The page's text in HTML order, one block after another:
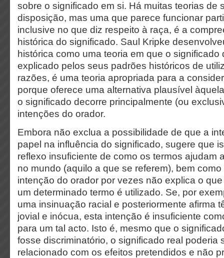
sobre o significado em si. Há muitas teorias de
disposição, mas uma que parece funcionar
inclusive no que diz respeito à raça, é a
histórica do significado. Saul Kripke
histórica como uma teoria em que o significado
explicado pelos seus padrões históricos de
razões, é uma teoria apropriada para a
porque oferece uma alternativa plausível
o significado decorre principalmente (ou
intenções do orador.
Embora não exclua a possibilidade de que a
papel na influência do significado, sugere que
reflexo insuficiente de como os termos ajudam
no mundo (aquilo a que se referem), bem
intenção do orador por vezes não explica o
um determinado termo é utilizado. Se, por
uma insinuação racial e posteriormente afirma
jovial e inócua, esta intenção é insuficiente
para um tal acto. Isto é, mesmo que o
fosse discriminatório, o significado real poderia
relacionado com os efeitos pretendidos e não